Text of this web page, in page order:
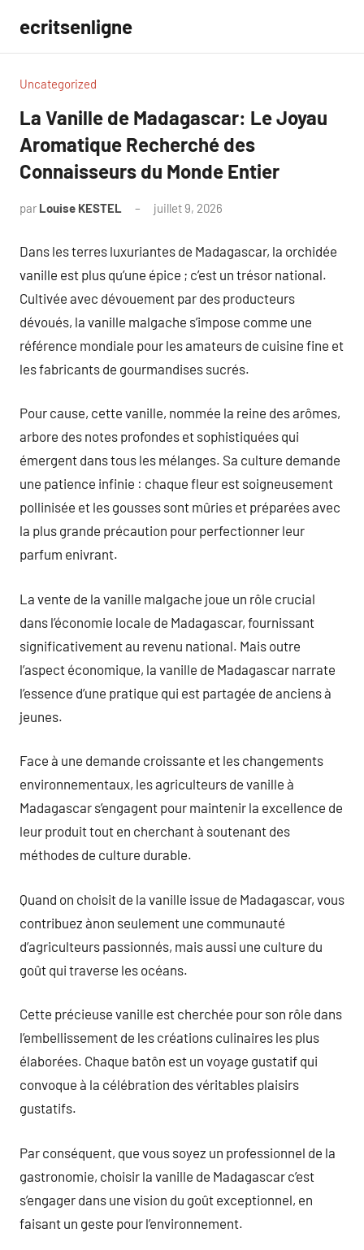
contenu
ecritsenligne
Uncategorized
La Vanille de Madagascar: Le Joyau
Aromatique Recherché des
Connaisseurs du Monde Entier
par Louise KESTEL juillet 9, 2026
Dans les terres luxuriantes de Madagascar, la orchidée
vanille est plus qu’une épice ; c’est un trésor national.
Cultivée avec dévouement par des producteurs
dévoués, la vanille malgache s’impose comme une
référence mondiale pour les amateurs de cuisine fine et
les fabricants de gourmandises sucrés.
Pour cause, cette vanille, nommée la reine des arômes,
arbore des notes profondes et sophistiquées qui
émergent dans tous les mélanges. Sa culture demande
une patience infinie : chaque fleur est soigneusement
pollinisée et les gousses sont mûries et préparées avec
la plus grande précaution pour perfectionner leur
parfum enivrant.
La vente de la vanille malgache joue un rôle crucial
dans l’économie locale de Madagascar, fournissant
significativement au revenu national. Mais outre
l’aspect économique, la vanille de Madagascar narrate
l’essence d’une pratique qui est partagée de anciens à
jeunes.
Face à une demande croissante et les changements
environnementaux, les agriculteurs de vanille à
Madagascar s’engagent pour maintenir la excellence de
leur produit tout en cherchant à soutenant des
méthodes de culture durable.
Quand on choisit de la vanille issue de Madagascar, vous
contribuez ànon seulement une communauté
d’agriculteurs passionnés, mais aussi une culture du
goût qui traverse les océans.
Cette précieuse vanille est cherchée pour son rôle dans
l’embellissement de les créations culinaires les plus
élaborées. Chaque batôn est un voyage gustatif qui
convoque à la célébration des véritables plaisirs
gustatifs.
Par conséquent, que vous soyez un professionnel de la
gastronomie, choisir la vanille de Madagascar c’est
s’engager dans une vision du goût exceptionnel, en
faisant un geste pour l’environnement.